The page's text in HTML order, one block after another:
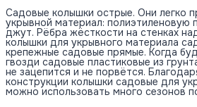
Садовые колышки острые. Они легко
укрывной материал: полиэтиленовую
джут. Рёбра жёсткости на стенках
колышки для укрывного материала
крепежные садовые прямые. Когда
гвозди садовые пластиковые из
не зацепится и не порвётся.
конструкции колышки садовые для
можно использовать много сезонов